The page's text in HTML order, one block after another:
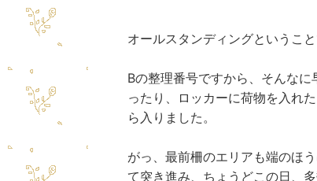
オールスタンディングというこ
Bの整理番号ですから、そんな
ったり、ロッカーに荷物を入れ
ら入りました。
がっ、最前柵のエリアも端のほ
て突き進み、ちょうどこの日、